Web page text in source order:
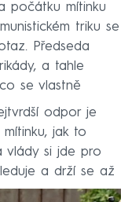
počátku mítinku
triku se
Předseda
a tahle
se vlastně
odpor je
jak to
vlády si jde pro
a drží se až